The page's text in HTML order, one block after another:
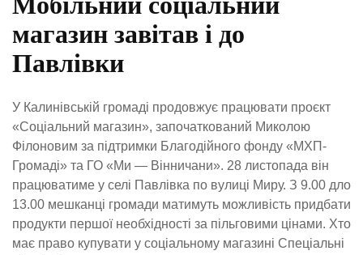
магазин завітав і до
Павлівки
У Калинівській громаді продовжує працювати проєкт
«Соціальний магазин», започаткований Миколою
Філоновим за підтримки Благодійного фонду «МХП-
Громаді» та ГО «Ми — Вінничани». 28 листопада він
працюватиме у селі Павлівка по вулиці Миру. З 9.00 дло
13.00 мешканці громади матимуть можливість придбати
продукти першої необхідності за пільговими цінами. Хто
має право купувати у соціальному магазині Спеціальні